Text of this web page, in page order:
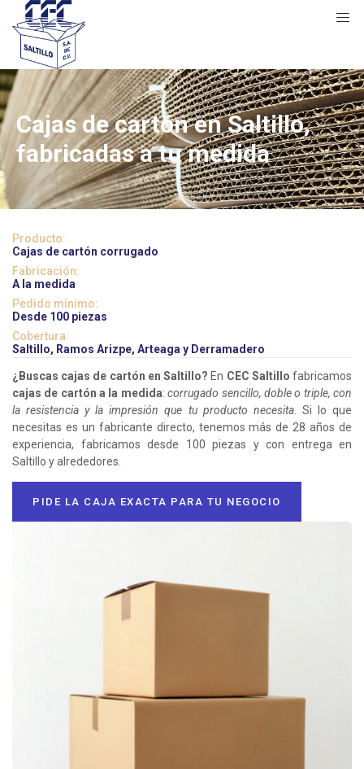
Cajas de cartón en Saltillo,
fabricadas a tu medida
Producto:
Cajas de cartón corrugado
Fabricación:
A la medida
Pedido mínimo:
Desde 100 piezas
Cobertura:
Saltillo, Ramos Arizpe, Arteaga y Derramadero
¿Buscas cajas de cartón en Saltillo? En CEC Saltillo fabricamos
cajas de cartón a la medida:corrugado sencillo, doble o triple, con
la resistencia y la impresión que tu producto necesita. Si lo que
necesitas es un fabricante directo, tenemos más de 28 años de
experiencia, fabricamos desde 100 piezas y con entrega en
Saltillo y alrededores.
PIDE LA CAJA EXACTA PARA TU NEGOCIO